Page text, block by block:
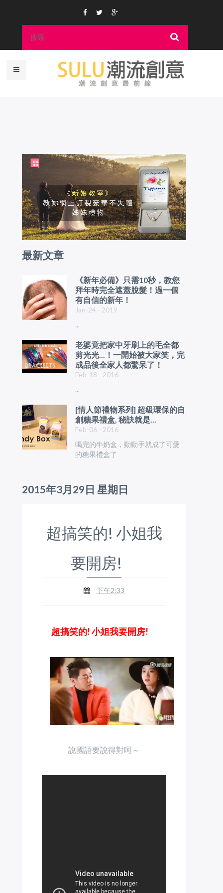
最新文章
《新年必備》只需10秒，教您
拜年時完全遮蓋脫髮！過一個
有自信的新年！
Jan-24 - 2019
...
老婆竟把家中牙刷上的毛全都
剪光光...！一開始被大家笑，完
成品後全家人都驚呆了！
Feb-18 - 2016
...
[情人節禮物系列] 超級環保的自
創糖果禮盒, 秘訣就是...
Feb-06 - 2016
喝完的牛奶盒，動動手就成了可愛
的糖果禮盒了
2015年3月29日 星期日
超搞笑的! 小姐我
要開房!
下午2:33
超搞笑的! 小姐我要開房!
說國語要說得對呵～